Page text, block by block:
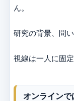
ん。
研究の背景、問
視線は一人に固
オンラインで